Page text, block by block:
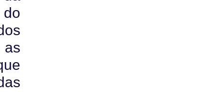
do
as